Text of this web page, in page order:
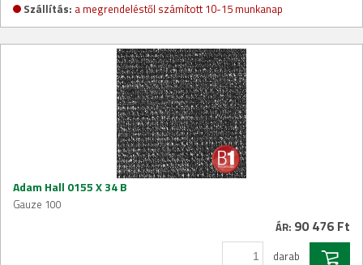
Szállítás: a megrendeléstől számított 10-15 munkanap
Adam Hall 0155 X 34 B
Gauze 100
ÁR: 90 476 Ft
darab